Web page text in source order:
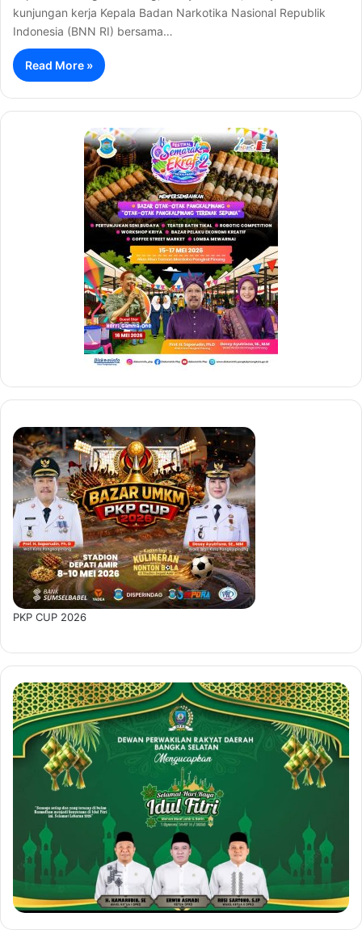
kunjungan kerja Kepala Badan Narkotika Nasional Republik
Indonesia (BNN RI) bersama…
Read More »
PKP CUP 2026